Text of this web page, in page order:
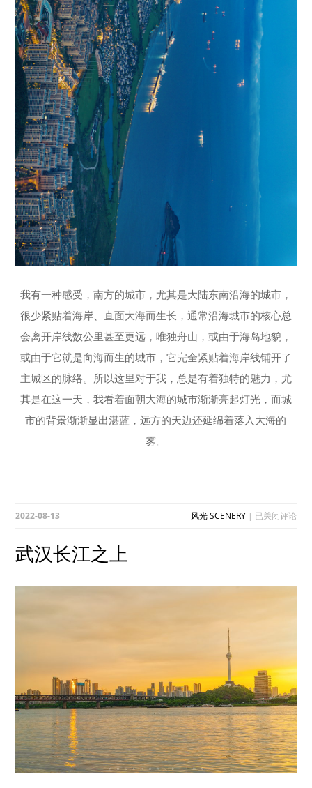
我有一种感受，南方的城市，尤其是大陆东南沿海的城市，
很少紧贴着海岸、直面大海而生长，通常沿海城市的核心总
会离开岸线数公里甚至更远，唯独舟山，或由于海岛地貌，
或由于它就是向海而生的城市，它完全紧贴着海岸线铺开了
主城区的脉络。所以这里对于我，总是有着独特的魅力，尤
其是在这一天，我看着面朝大海的城市渐渐亮起灯光，而城
市的背景渐渐显出湛蓝，远方的天边还延绵着落入大海的
雾。
2022-08-13 风光 SCENERY| 武
已关闭评论
武汉长江之上